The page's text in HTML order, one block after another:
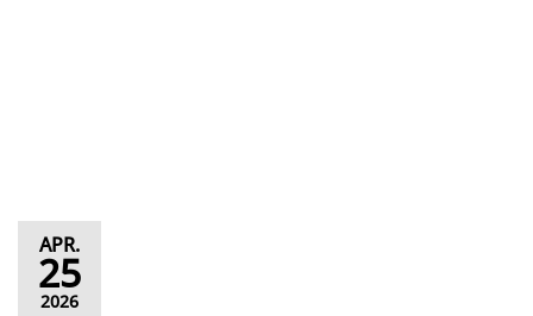
APR.
25
2026